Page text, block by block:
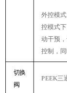
外控模
控模式
动干预
控制，
切换
阀
PEEK三